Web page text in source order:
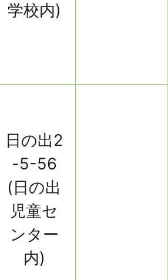
学校内)
日の出2
-5-56
(日の出
児童セ
ンター
内)